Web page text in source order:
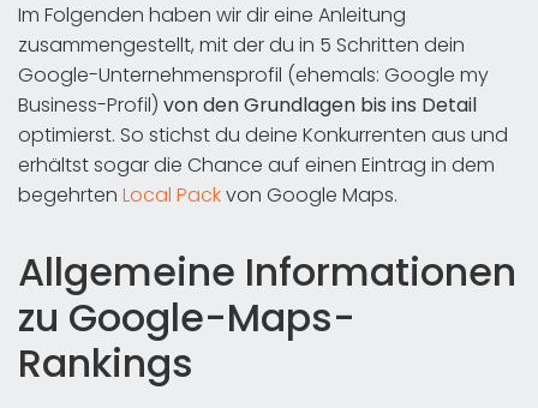
Im Folgenden haben wir dir eine Anleitung
zusammengestellt, mit der du in 5 Schritten dein
Google-Unternehmensprofil (ehemals: Google my
Business-Profil) von den Grundlagen bis ins Detail
optimierst. So stichst du deine Konkurrenten aus und
erhältst sogar die Chance auf einen Eintrag in dem
begehrten Local Packvon Google Maps.
Allgemeine Informationen
zu Google-Maps-
Rankings